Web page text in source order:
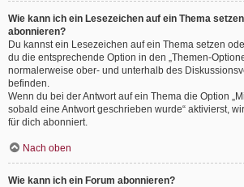
Wie kann ich ein Lesezeichen auf ein Thema
abonnieren?
Du kannst ein Lesezeichen auf ein Thema setzen
du die entsprechende Option in den „Themen-
normalerweise ober- und unterhalb des
befinden.
Wenn du bei der Antwort auf ein Thema die Option
sobald eine Antwort geschrieben wurde“ aktivierst,
für dich abonniert.
Nach oben
Wie kann ich ein Forum abonnieren?